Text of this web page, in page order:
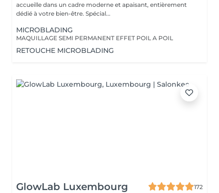
accueille dans un cadre moderne et apaisant, entièrement
dédié à votre bien-être. Spécial...
MICROBLADING
MAQUILLAGE SEMI PERMANENT EFFET POIL A POIL
RETOUCHE MICROBLADING
GlowLab Luxembourg
172